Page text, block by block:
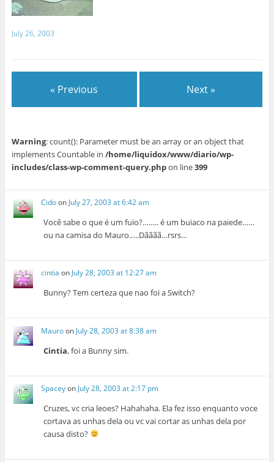
July 26, 2003
« Previous Next »
Warning: count(): Parameter must be an array or an object that
implements Countable in /home/liquidox/www/diario/wp-
includes/class-wp-comment-query.phpon line399
Cidoon July 27, 2003 at 6:42 am
Você sabe o que é um fuio?…….. é um buiaco na paiede……
ou na camisa do Mauro…..Dãããã…rsrs…
cintia on July 28, 2003 at 12:27 am
Bunny? Tem certeza que nao foi a Switch?
Mauroon July 28, 2003 at 8:38 am
Cintia, foi a Bunny sim.
Spaceyon July 28, 2003 at 2:17 pm
Cruzes, vc cria leoes? Hahahaha. Ela fez isso enquanto voce
cortava as unhas dela ou vc vai cortar as unhas dela por
causa disto?